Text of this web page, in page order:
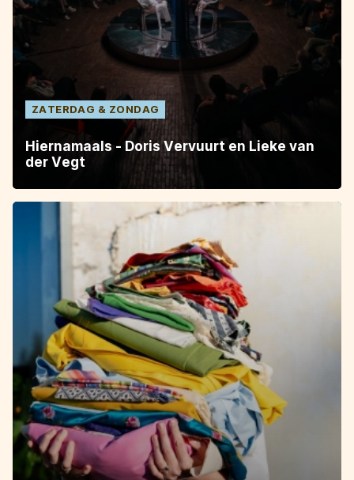
ZATERDAG ZONDAG
Hiernamaals - Doris Vervuurt en Lieke van
der Vegt